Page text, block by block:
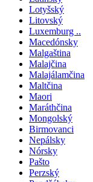
Lotyšský
Litovský
Luxemburg ..
Macedónsky
Malgaština
Malajčina
Malajálamčina
Maltčina
Maori
Maráthčina
Mongolský
Birmovanci
Nepálsky
Nórsky
Pašto
Perzský